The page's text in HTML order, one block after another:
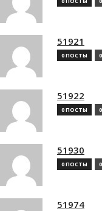
51921
0 ПОСТЫ
51922
0 ПОСТЫ
51930
0 ПОСТЫ
51974